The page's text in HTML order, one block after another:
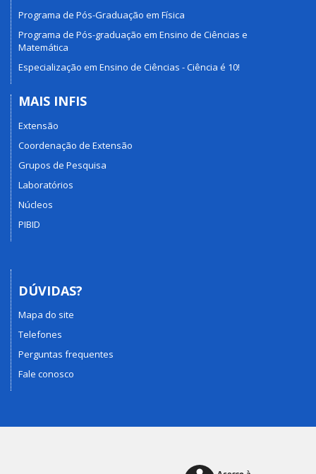
Programa de Pós-Graduação em Física
Programa de Pós-graduação em Ensino de Ciências e
Matemática
Especialização em Ensino de Ciências - Ciência é 10!
MAIS INFIS
Extensão
Coordenação de Extensão
Grupos de Pesquisa
Laboratórios
Núcleos
PIBID
DÚVIDAS?
Mapa do site
Telefones
Perguntas frequentes
Fale conosco